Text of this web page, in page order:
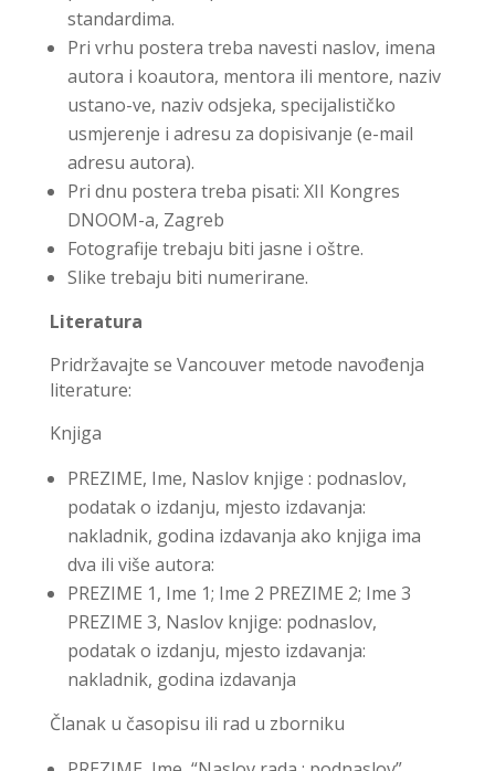
standardima.
Pri vrhu postera treba navesti naslov, imena
autora i koautora, mentora ili mentore, naziv
ustano-ve, naziv odsjeka, specijalističko
usmjerenje i adresu za dopisivanje (e-mail
adresu autora).
Pri dnu postera treba pisati: XII Kongres
DNOOM-a, Zagreb
Fotografije trebaju biti jasne i oštre.
Slike trebaju biti numerirane.
Literatura
Pridržavajte se Vancouver metode navođenja
literature:
Knjiga
PREZIME, Ime, Naslov knjige : podnaslov,
podatak o izdanju, mjesto izdavanja:
nakladnik, godina izdavanja ako knjiga ima
dva ili više autora:
PREZIME 1, Ime 1; Ime 2 PREZIME 2; Ime 3
PREZIME 3, Naslov knjige: podnaslov,
podatak o izdanju, mjesto izdavanja:
nakladnik, godina izdavanja
Članak u časopisu ili rad u zborniku